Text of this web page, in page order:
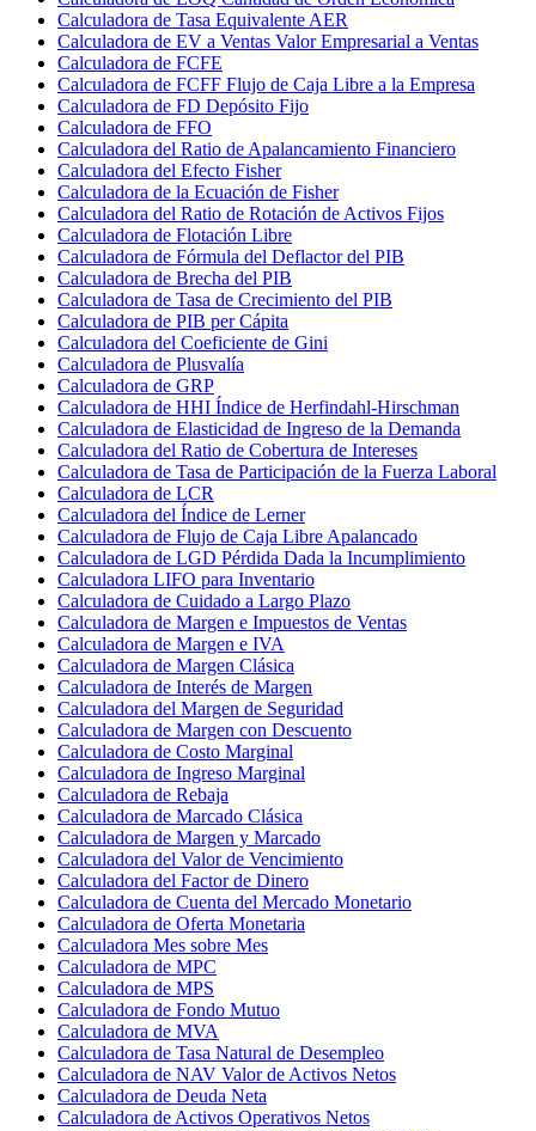
Calculadora de Tasa Equivalente AER
Calculadora de EV a Ventas Valor Empresarial a Ventas
Calculadora de FCFE
Calculadora de FCFF Flujo de Caja Libre a la Empresa
Calculadora de FD Depósito Fijo
Calculadora de FFO
Calculadora del Ratio de Apalancamiento Financiero
Calculadora del Efecto Fisher
Calculadora de la Ecuación de Fisher
Calculadora del Ratio de Rotación de Activos Fijos
Calculadora de Flotación Libre
Calculadora de Fórmula del Deflactor del PIB
Calculadora de Brecha del PIB
Calculadora de Tasa de Crecimiento del PIB
Calculadora de PIB per Cápita
Calculadora del Coeficiente de Gini
Calculadora de Plusvalía
Calculadora de GRP
Calculadora de HHI Índice de Herfindahl-Hirschman
Calculadora de Elasticidad de Ingreso de la Demanda
Calculadora del Ratio de Cobertura de Intereses
Calculadora de Tasa de Participación de la Fuerza Laboral
Calculadora de LCR
Calculadora del Índice de Lerner
Calculadora de Flujo de Caja Libre Apalancado
Calculadora de LGD Pérdida Dada la Incumplimiento
Calculadora LIFO para Inventario
Calculadora de Cuidado a Largo Plazo
Calculadora de Margen e Impuestos de Ventas
Calculadora de Margen e IVA
Calculadora de Margen Clásica
Calculadora de Interés de Margen
Calculadora del Margen de Seguridad
Calculadora de Margen con Descuento
Calculadora de Costo Marginal
Calculadora de Ingreso Marginal
Calculadora de Rebaja
Calculadora de Marcado Clásica
Calculadora de Margen y Marcado
Calculadora del Valor de Vencimiento
Calculadora del Factor de Dinero
Calculadora de Cuenta del Mercado Monetario
Calculadora de Oferta Monetaria
Calculadora Mes sobre Mes
Calculadora de MPC
Calculadora de MPS
Calculadora de Fondo Mutuo
Calculadora de MVA
Calculadora de Tasa Natural de Desempleo
Calculadora de NAV Valor de Activos Netos
Calculadora de Deuda Neta
Calculadora de Activos Operativos Netos